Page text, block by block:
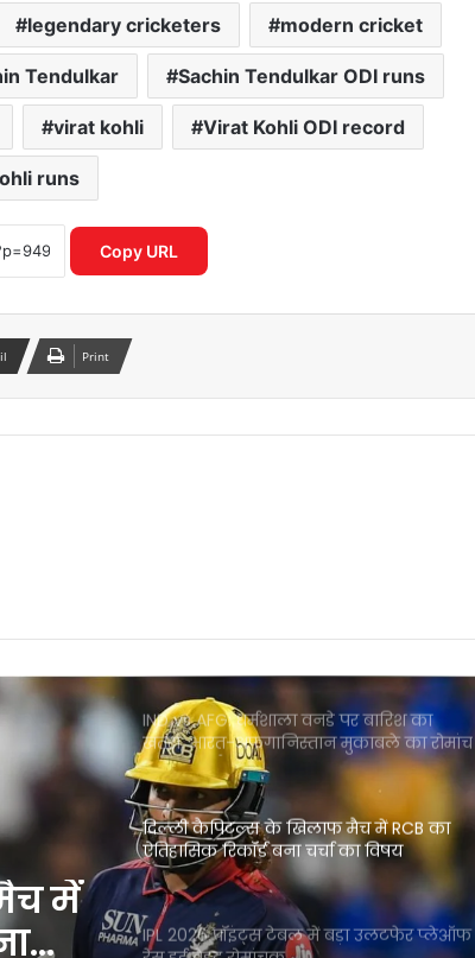
legendary cricketers modern cricket
Tendulkar Sachin Tendulkar ODI runs
virat kohli Virat Kohli ODI record
runs
Copy URL
Print
में
मैनेजर पर एक्शन की मांग तेज
आईपीएल 2026: आखिरी गेंद पर लखनऊ की
गुवाहाटी में कौन मारेगा बाजी
IND vs AFG: धर्मशाला वनडे पर बारिश का
खतरा, भारत-अफगानिस्तान मुकाबले का रोमांच
पड़ सकता है फीका
दिल्ली कैपिटल्स के खिलाफ मैच में RCB का
ऐतिहासिक रिकॉर्ड बना चर्चा का विषय
IPL 2026 पॉइंट्स टेबल में बड़ा उलटफेर प्लेऑफ